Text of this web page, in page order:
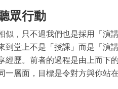
眾行動
似，只不過我們也是採用「演
到堂上不是「授課」而是「演
經歷。前者的過程是由上而下
一層面，目標是令對方與你站在